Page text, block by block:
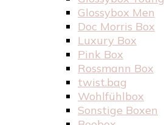
Glossybox Men
Doc Morris Box
Luxury Box
Pink Box
Rossmann Box
twist.bag
Wohlfühlbox
Sonstige Boxen